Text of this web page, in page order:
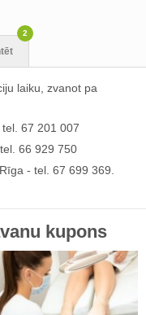
2
laiku, zvanot pa
67 201 007
66 929 750
- tel. 67 699 369.
kupons